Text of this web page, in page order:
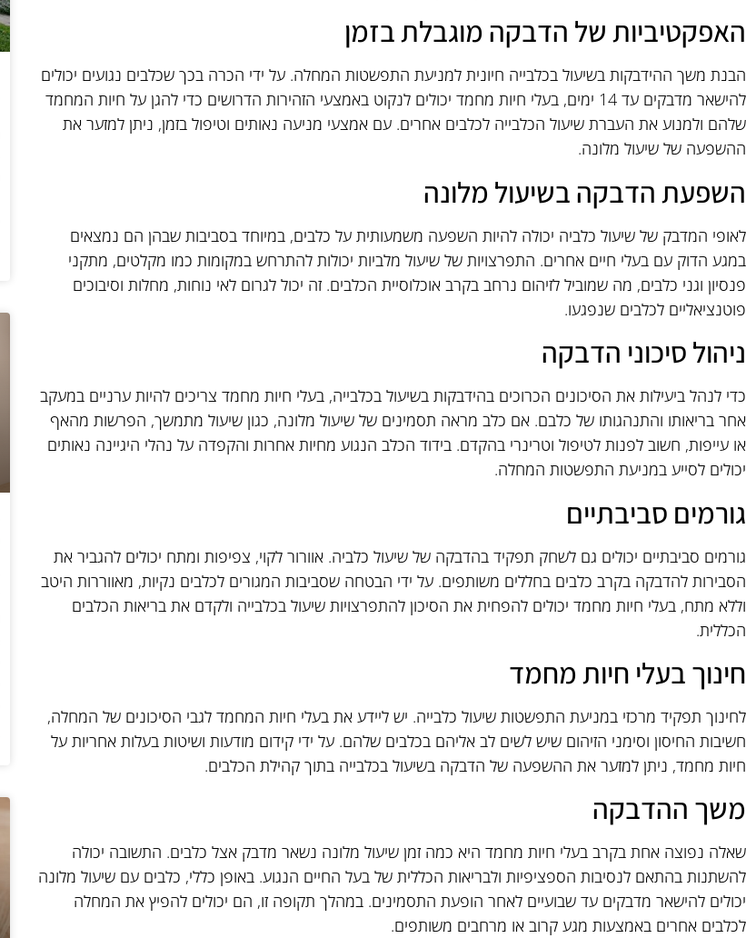
האפקטיביות של הדבקה מוגבלת בזמן
הבנת משך ההידבקות בשיעול בכלבייה חיונית למניעת התפשטות המחלה. על ידי הכרה בכך שכלבים נגועים יכולים
להישאר מדבקים עד 14 ימים, בעלי חיות מחמד יכולים לנקוט באמצעי הזהירות הדרושים כדי להגן על חיות המחמד
שלהם ולמנוע את העברת שיעול הכלבייה לכלבים אחרים. עם אמצעי מניעה נאותים וטיפול בזמן, ניתן למזער את
ההשפעה של שיעול מלונה.
השפעת הדבקה בשיעול מלונה
לאופי המדבק של שיעול כלביה יכולה להיות השפעה משמעותית על כלבים, במיוחד בסביבות שבהן הם נמצאים
במגע הדוק עם בעלי חיים אחרים. התפרצויות של שיעול מלביות יכולות להתרחש במקומות כמו מקלטים, מתקני
פנסיון וגני כלבים, מה שמוביל לזיהום נרחב בקרב אוכלוסיית הכלבים. זה יכול לגרום לאי נוחות, מחלות וסיבוכים
פוטנציאליים לכלבים שנפגעו.
ניהול סיכוני הדבקה
כדי לנהל ביעילות את הסיכונים הכרוכים בהידבקות בשיעול בכלבייה, בעלי חיות מחמד צריכים להיות ערניים במעקב
אחר בריאותו והתנהגותו של כלבם. אם כלב מראה תסמינים של שיעול מלונה, כגון שיעול מתמשך, הפרשות מהאף
או עייפות, חשוב לפנות לטיפול וטרינרי בהקדם. בידוד הכלב הנגוע מחיות אחרות והקפדה על נהלי היגיינה נאותים
יכולים לסייע במניעת התפשטות המחלה.
גורמים סביבתיים
גורמים סביבתיים יכולים גם לשחק תפקיד בהדבקה של שיעול כלביה. אוורור לקוי, צפיפות ומתח יכולים להגביר את
הסבירות להדבקה בקרב כלבים בחללים משותפים. על ידי הבטחה שסביבות המגורים לכלבים נקיות, מאווררות היטב
וללא מתח, בעלי חיות מחמד יכולים להפחית את הסיכון להתפרצויות שיעול בכלבייה ולקדם את בריאות הכלבים
הכללית.
חינוך בעלי חיות מחמד
לחינוך תפקיד מרכזי במניעת התפשטות שיעול כלבייה. יש ליידע את בעלי חיות המחמד לגבי הסיכונים של המחלה,
חשיבות החיסון וסימני הזיהום שיש לשים לב אליהם בכלבים שלהם. על ידי קידום מודעות ושיטות בעלות אחריות על
חיות מחמד, ניתן למזער את ההשפעה של הדבקה בשיעול בכלבייה בתוך קהילת הכלבים.
משך ההדבקה
שאלה נפוצה אחת בקרב בעלי חיות מחמד היא כמה זמן שיעול מלונה נשאר מדבק אצל כלבים. התשובה יכולה
להשתנות בהתאם לנסיבות הספציפיות ולבריאות הכללית של בעל החיים הנגוע. באופן כללי, כלבים עם שיעול מלונה
יכולים להישאר מדבקים עד שבועיים לאחר הופעת התסמינים. במהלך תקופה זו, הם יכולים להפיץ את המחלה
לכלבים אחרים באמצעות מגע קרוב או מרחבים משותפים.